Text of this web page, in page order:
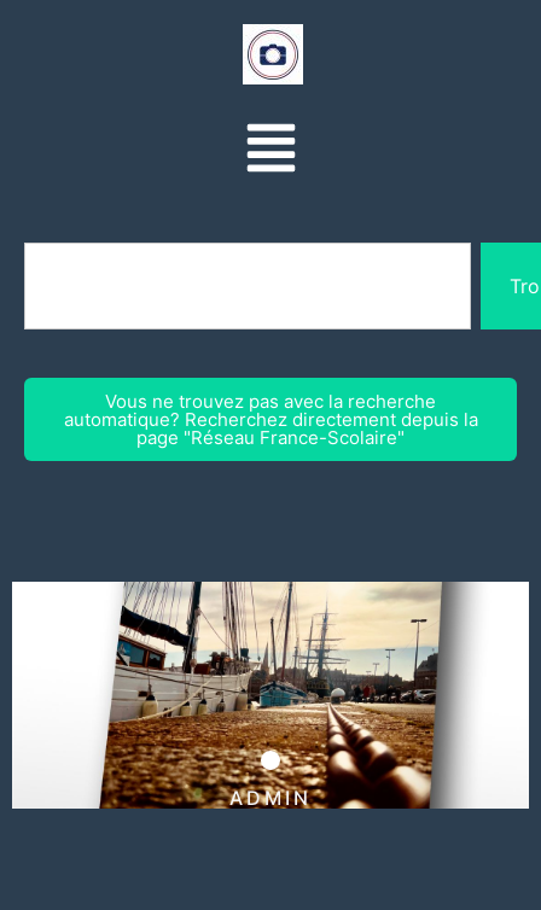
Vous ne trouvez pas avec la recherche
automatique? Recherchez directement depuis la
page "Réseau France-Scolaire"
ADMIN